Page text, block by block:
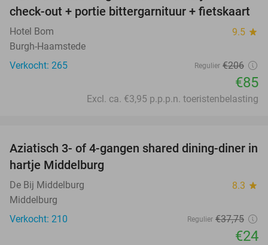
check-out + portie bittergarnituur + fietskaart
Hotel Bom 9.5 star
Burgh-Haamstede
Verkocht: 265
Regulier €206
€85
Excl. ca. €3,95 p.p.p.n. toeristenbelasting
36%
Aziatisch 3- of 4-gangen shared dining-diner in
hartje Middelburg
De Bij Middelburg 8.3 star
Middelburg
Verkocht: 210
Regulier €37,75
€24